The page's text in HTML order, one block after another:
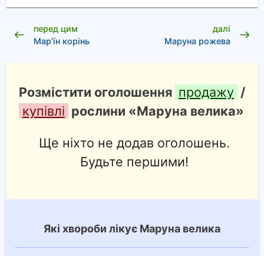
перед цим
Мар’їн корінь
далі
Маруна рожева
Розмістити оголошення продажу /
купівлі рослини «Маруна велика»
Ще ніхто не додав оголошень.
Будьте першими!
Які хвороби лікує Маруна велика